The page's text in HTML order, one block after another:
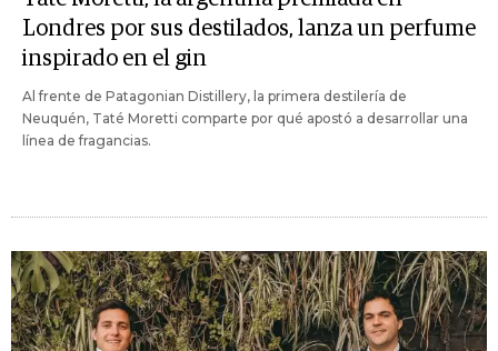
Londres por sus destilados, lanza un perfume
inspirado en el gin
Al frente de Patagonian Distillery, la primera destilería de
Neuquén, Taté Moretti comparte por qué apostó a desarrollar una
línea de fragancias.